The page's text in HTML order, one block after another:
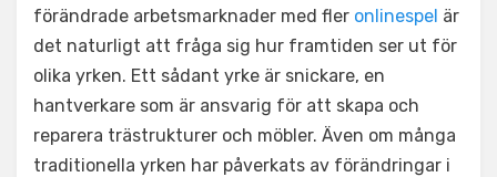
förändrade arbetsmarknader med fler onlinespel är
det naturligt att fråga sig hur framtiden ser ut för
olika yrken. Ett sådant yrke är snickare, en
hantverkare som är ansvarig för att skapa och
reparera trästrukturer och möbler. Även om många
traditionella yrken har påverkats av förändringar i